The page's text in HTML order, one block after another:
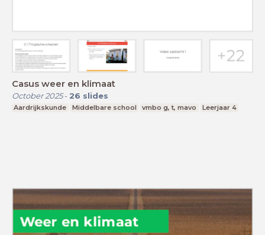
Casus weer en klimaat
October 2025- 26 slides
Aardrijkskunde Middelbare school vmbo g, t, mavo Leerjaar 4